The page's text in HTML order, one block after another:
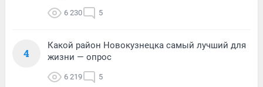
6 230 5
4
Какой район Новокузнецка самый лучший для
жизни — опрос
6 219 5